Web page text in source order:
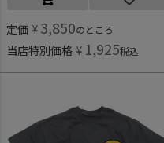
定価 ¥ 3,850のところ
当店特別価格 ¥ 1,925税込